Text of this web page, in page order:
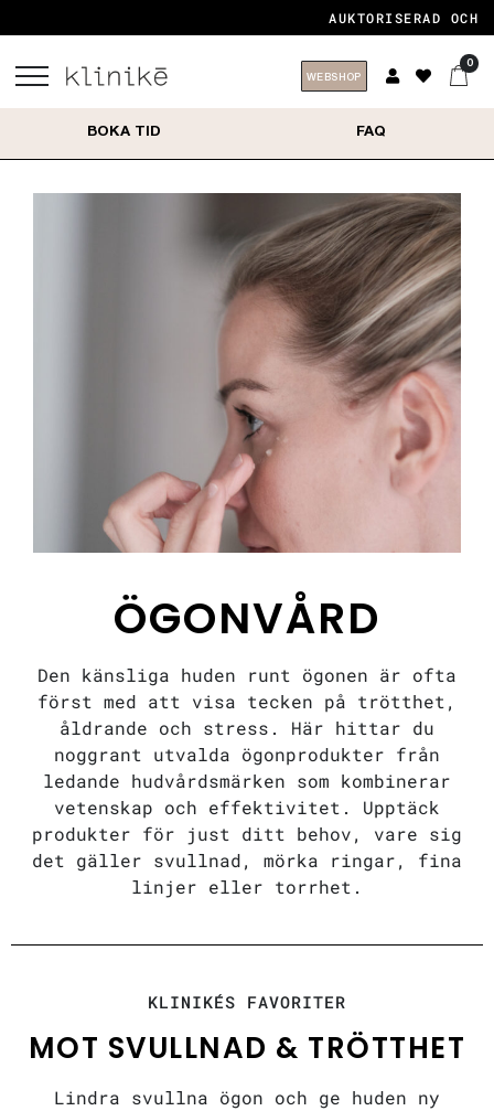
AUKTORISERAD OCH
WEBSHOP
0
BOKA TID FAQ
ÖGONVÅRD
Den känsliga huden runt ögonen är ofta
först med att visa tecken på trötthet,
åldrande och stress. Här hittar du
noggrant utvalda ögonprodukter från
ledande hudvårdsmärken som kombinerar
vetenskap och effektivitet. Upptäck
produkter för just ditt behov, vare sig
det gäller svullnad, mörka ringar, fina
linjer eller torrhet.
KLINIKÉS FAVORITER
MOT SVULLNAD & TRÖTTHET
Lindra svullna ögon och ge huden ny